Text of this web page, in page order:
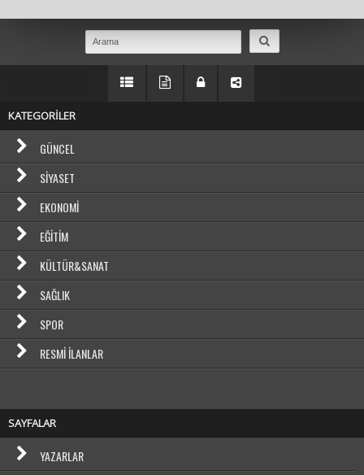
KATEGORİLER
GÜNCEL
SIYASET
EKONOMI
EĞITIM
KÜLTÜR&SANAT
SAĞLIK
SPOR
RESMI İLANLAR
SAYFALAR
YAZARLAR